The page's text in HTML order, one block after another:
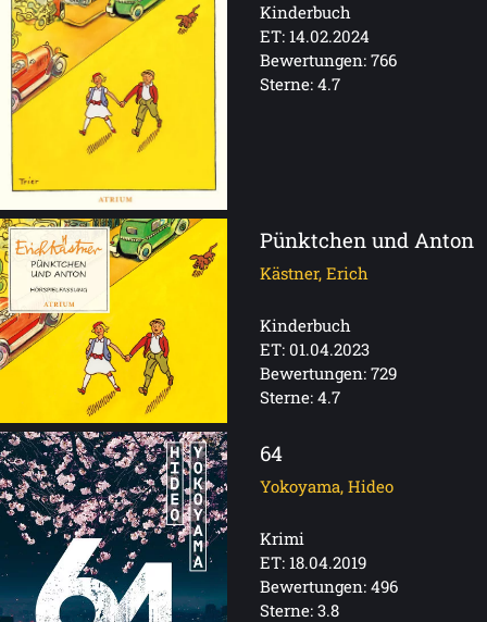
Kinderbuch
ET: 14.02.2024
Bewertungen: 766
Sterne: 4.7
Pünktchen und Anton
Kästner, Erich
Kinderbuch
ET: 01.04.2023
Bewertungen: 729
Sterne: 4.7
64
Yokoyama, Hideo
Krimi
ET: 18.04.2019
Bewertungen: 496
Sterne: 3.8